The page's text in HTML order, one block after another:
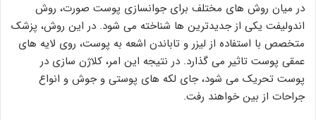
در میان روش های مختلف برای جوانسازی پوست صورت، روش
اندولیفت یکی از جدیدترین ها شناخته می شود. در این روش، پزشک
متخصص با استفاده از لیزر و تاباندن اشعه به پوست، روی لایه های
عمقی پوست تاثیر می گذارد. در نتیجه این امر، کلاژن سازی در
پوست تحریک می شود، جای لکه های پوستی و جوش و انواع
جراحات از بین خواهند رفت.